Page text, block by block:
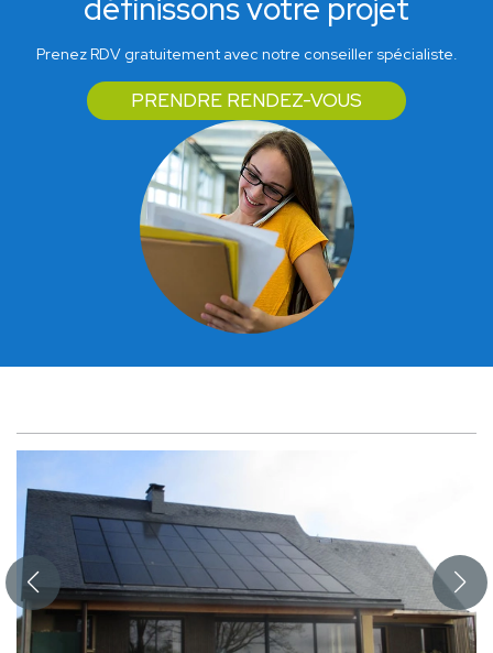
définissons votre projet
Prenez RDV gratuitement avec notre conseiller spécialiste.
PRENDRE RENDEZ-VOUS